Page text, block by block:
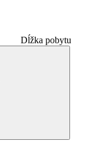
Dĺžka pobytu